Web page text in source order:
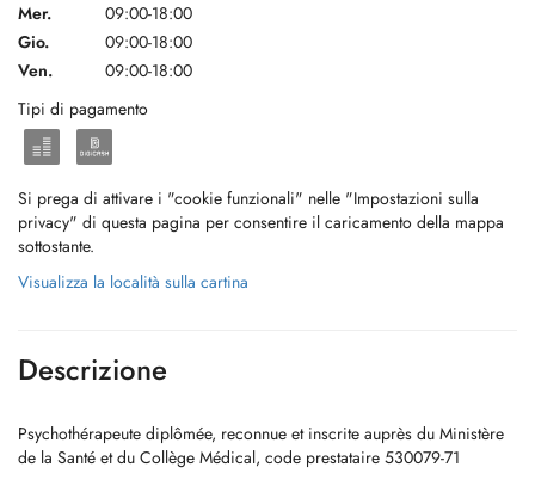
Mer.
09:00-18:00
Gio.
09:00-18:00
Ven.
09:00-18:00
Tipi di pagamento
Si prega di attivare i "cookie funzionali" nelle "Impostazioni sulla
privacy" di questa pagina per consentire il caricamento della mappa
sottostante.
Visualizza la località sulla cartina
Descrizione
Psychothérapeute diplômée, reconnue et inscrite auprès du Ministère
de la Santé et du Collège Médical, code prestataire 530079-71